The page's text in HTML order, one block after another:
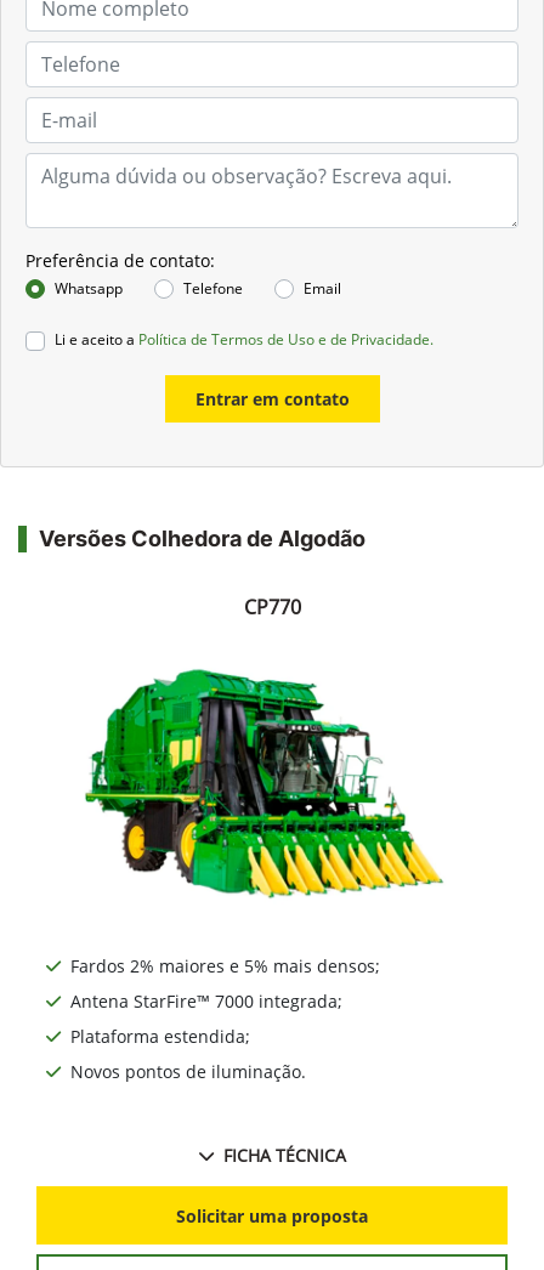
Preferência de contato:
Whatsapp Telefone Email
Li e aceito a Política de Termos de Uso e de Privacidade.
Entrar em contato
Versões Colhedora de Algodão
CP770
Fardos 2% maiores e 5% mais densos;
Antena StarFire™ 7000 integrada;
Plataforma estendida;
Novos pontos de iluminação.
FICHA TÉCNICA
Solicitar uma proposta